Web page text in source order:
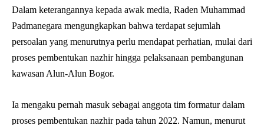
Dalam keterangannya kepada awak media, Raden Muhammad
Padmanegara mengungkapkan bahwa terdapat sejumlah
persoalan yang menurutnya perlu mendapat perhatian, mulai dari
proses pembentukan nazhir hingga pelaksanaan pembangunan
kawasan Alun-Alun Bogor.
Ia mengaku pernah masuk sebagai anggota tim formatur dalam
proses pembentukan nazhir pada tahun 2022. Namun, menurut